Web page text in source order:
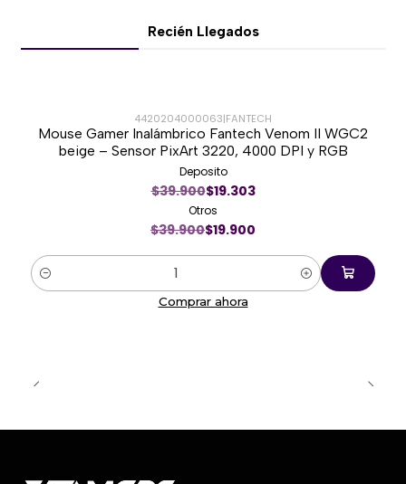
Recién Llegados
-50%
4420204000063|FANTECH
Mouse Gamer Inalámbrico Fantech Venom II WGC2
beige – Sensor PixArt 3220, 4000 DPI y RGB
Deposito
$39.900$19.303
Otros
$39.900$19.900
Cantidad
Comprar ahora